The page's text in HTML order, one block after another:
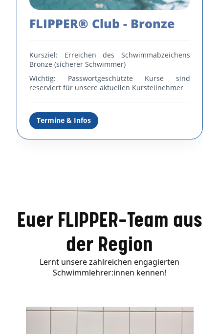
Euer FLIPPER-Team aus
der Region
Lernt unsere zahlreichen engagierten
Schwimmlehrer:innen kennen!